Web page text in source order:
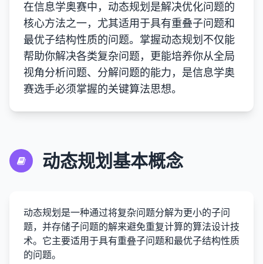
在信息学奥赛中，动态规划是解决优化问题的
核心方法之一，尤其适用于具有重叠子问题和
最优子结构性质的问题。掌握动态规划不仅能
帮助你解决各类复杂问题，更能培养你从全局
视角分析问题、分解问题的能力，是信息学奥
赛选手必须掌握的关键算法思想。
动态规划基本概念
动态规划是一种通过将复杂问题分解为更小的子问
题，并存储子问题的解来避免重复计算的算法设计技
术。它主要适用于具有重叠子问题和最优子结构性质
的问题。